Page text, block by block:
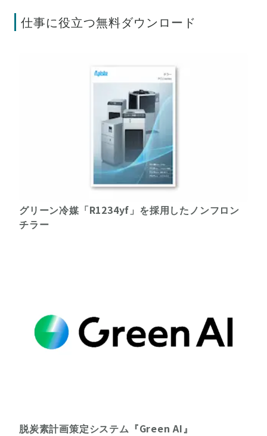
仕事に役立つ無料ダウンロード
グリーン冷媒「R1234yf」を採用したノンフロン
チラー
脱炭素計画策定システム『Green AI』